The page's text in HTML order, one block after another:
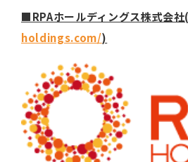
■RPAホールディングス株式会社(
holdings.com/)